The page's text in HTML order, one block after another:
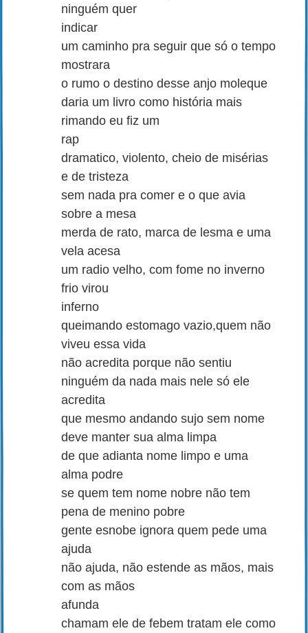
ninguém quer
indicar
um caminho pra seguir que só o tempo
mostrara
o rumo o destino desse anjo moleque
daria um livro como história mais
rimando eu fiz um
rap
dramatico, violento, cheio de misérias
e de tristeza
sem nada pra comer e o que avia
sobre a mesa
merda de rato, marca de lesma e uma
vela acesa
um radio velho, com fome no inverno
frio virou
inferno
queimando estomago vazio,quem não
viveu essa vida
não acredita porque não sentiu
ninguém da nada mais nele só ele
acredita
que mesmo andando sujo sem nome
deve manter sua alma limpa
de que adianta nome limpo e uma
alma podre
se quem tem nome nobre não tem
pena de menino pobre
gente esnobe ignora quem pede uma
ajuda
não ajuda, não estende as mãos, mais
com as mãos
afunda
chamam ele de febem tratam ele como